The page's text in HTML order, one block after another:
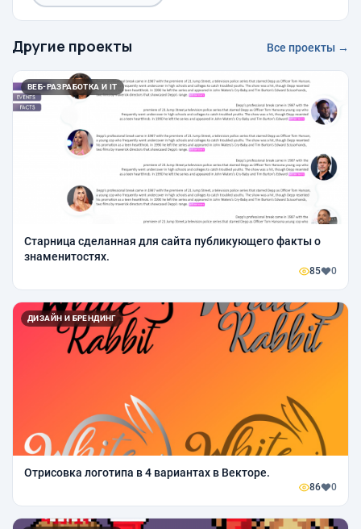
Другие проекты Все проекты →
ВЕБ-РАЗРАБОТКА И IT
Старница сделанная для сайта публикующего факты о
знаменитостях.
85 0
ДИЗАЙН И БРЕНДИНГ
Отрисовка логотипа в 4 вариантах в Векторе.
86 0